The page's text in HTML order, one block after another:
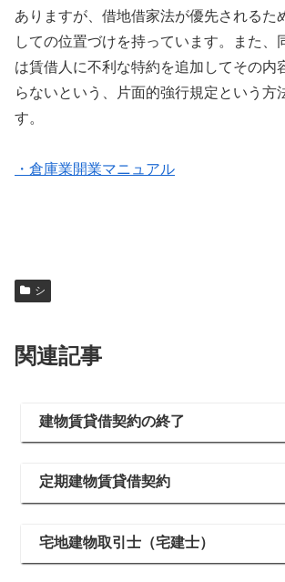
ありますが、借地借家法が優先されるた
しての位置づけを持っています。また、
は賃借人に不利な特約を追加してその内
らないという、片面的強行規定という方
す。
・倉庫業開業マニュアル
シ
関連記事
建物賃貸借契約の終了
定期建物賃貸借契約
宅地建物取引士（宅建士）